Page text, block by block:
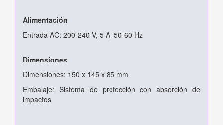
Alimentación
Entrada AC: 200-240 V, 5 A, 50-60 Hz
Dimensiones
Dimensiones: 150 x 145 x 85 mm
Embalaje: Sistema de protección con absorción de
impactos